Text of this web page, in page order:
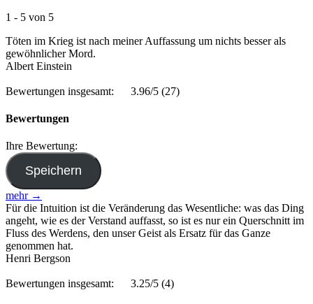
1 - 5 von 5
Töten im Krieg ist nach meiner Auffassung um nichts besser als
gewöhnlicher Mord.
Albert Einstein
Bewertungen insgesamt: 3.96/5 (27)
Bewertungen
Ihre Bewertung:
mehr →
Für die Intuition ist die Veränderung das Wesentliche: was das Ding
angeht, wie es der Verstand auffasst, so ist es nur ein Querschnitt im
Fluss des Werdens, den unser Geist als Ersatz für das Ganze
genommen hat.
Henri Bergson
Bewertungen insgesamt: 3.25/5 (4)